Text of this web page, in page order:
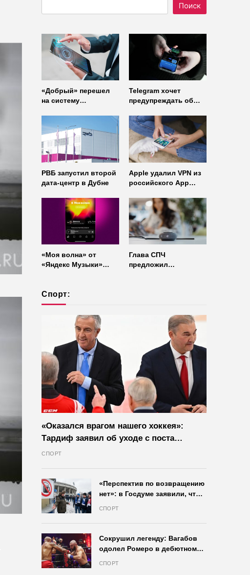
Поиск
«Добрый» перешел
на систему
«Газинформсервис»
Telegram хочет
предупреждать об
неофициальных
клиентов
мессенджера
РВБ запустил второй
дата-центр в Дубне
Apple удалил VPN из
российского App
«Моя волна» от
«Яндекс Музыки»
Глава СПЧ
предложил
Спорт:
«Оказался врагом нашего хоккея»:
Тардиф заявил об уходе с поста
президента IIHF в октябре
СПОРТ
«Перспектив по возвращению
нет»: в Госдуме заявили, что
СПОРТ
Сокрушил легенду: Вагабов
одолел Ромеро в дебютном
СПОРТ